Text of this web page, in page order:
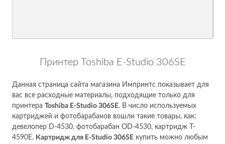
Принтер Toshiba E-Studio 306SE
Данная страница сайта магазина Импринтс показывает для
вас все расходные материалы, подходящие только для
принтера Toshiba E-Studio 306SE. В число используемых
картриджей и фотобарабанов вошли такие товары, как:
девелопер D-4530, фотобарабан OD-4530, картридж T-
4590E. Картридж для E-Studio 306SE купить можно любым